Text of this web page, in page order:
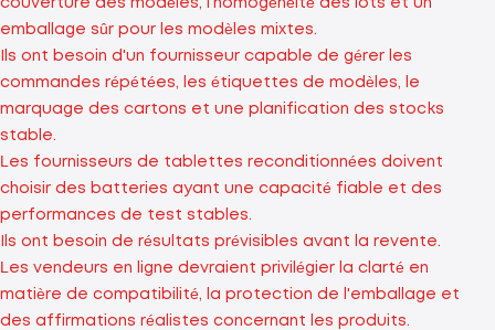
emballage sûr pour les modèles mixtes.
Ils ont besoin d'un fournisseur capable de gérer les
commandes répétées, les étiquettes de modèles, le
marquage des cartons et une planification des stocks
stable.
Les fournisseurs de tablettes reconditionnées doivent
choisir des batteries ayant une capacité fiable et des
performances de test stables.
Ils ont besoin de résultats prévisibles avant la revente.
Les vendeurs en ligne devraient privilégier la clarté en
matière de compatibilité, la protection de l'emballage et
des affirmations réalistes concernant les produits.